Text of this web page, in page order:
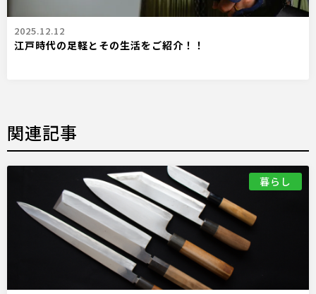
2025.12.12
江戸時代の足軽とその生活をご紹介！！
関連記事
暮らし